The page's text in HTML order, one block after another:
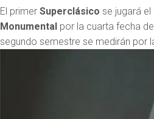
El primerSuperclásico se jugará
Monumental por la cuarta fecha
segundo semestre se medirán por